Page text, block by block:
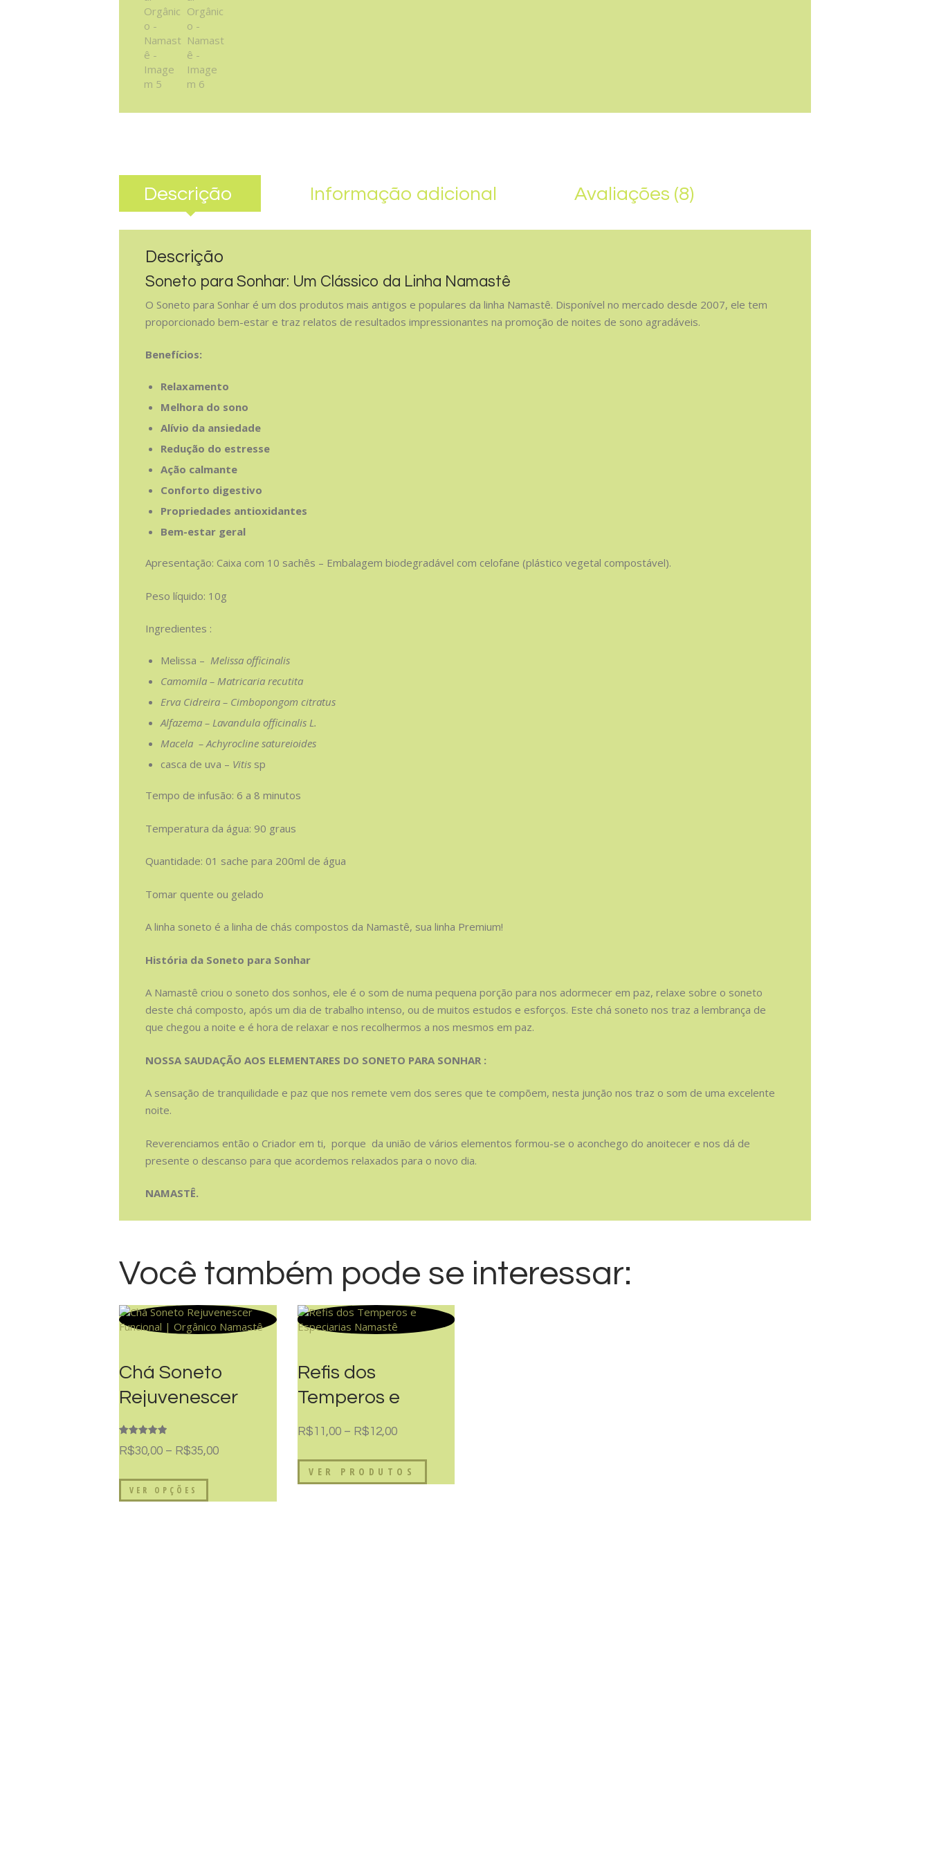
Descrição Informação adicional Avaliações (8)
Descrição
Soneto para Sonhar: Um Clássico da Linha Namastê
O Soneto para Sonhar é um dos produtos mais antigos e populares da linha Namastê. Disponível no mercado desde 2007, ele tem
proporcionado bem-estar e traz relatos de resultados impressionantes na promoção de noites de sono agradáveis.
Benefícios:
Relaxamento
Melhora do sono
Alívio da ansiedade
Redução do estresse
Ação calmante
Conforto digestivo
Propriedades antioxidantes
Bem-estar geral
Apresentação: Caixa com 10 sachês – Embalagem biodegradável com celofane (plástico vegetal compostável).
Peso líquido: 10g
Ingredientes :
Melissa – Melissa officinalis
Camomila – Matricaria recutita
Erva Cidreira – Cimbopongom citratus
Alfazema – Lavandula officinalis L.
Macela – Achyrocline satureioides
casca de uva – Vitis sp
Tempo de infusão: 6 a 8 minutos
Temperatura da água: 90 graus
Quantidade: 01 sache para 200ml de água
Tomar quente ou gelado
A linha soneto é a linha de chás compostos da Namastê, sua linha Premium!
História da Soneto para Sonhar
A Namastê criou o soneto dos sonhos, ele é o som de numa pequena porção para nos adormecer em paz, relaxe sobre o soneto
deste chá composto, após um dia de trabalho intenso, ou de muitos estudos e esforços. Este chá soneto nos traz a lembrança de
que chegou a noite e é hora de relaxar e nos recolhermos a nos mesmos em paz.
NOSSA SAUDAÇÃO AOS ELEMENTARES DO SONETO PARA SONHAR :
A sensação de tranquilidade e paz que nos remete vem dos seres que te compõem, nesta junção nos traz o som de uma excelente
noite.
Reverenciamos então o Criador em ti, porque da união de vários elementos formou-se o aconchego do anoitecer e nos dá de
presente o descanso para que acordemos relaxados para o novo dia.
NAMASTÊ.
Você também pode se interessar:
Chá Soneto
Rejuvenescer
Funcional |
Orgânico
5.00
de 5
R$30,00 – R$35,00
VER OPÇÕES
Refis dos
Temperos e
Especiarias
R$11,00 – R$12,00
VER PRODUTOS